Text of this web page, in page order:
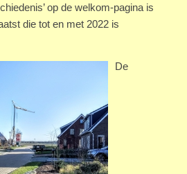
op de welkom-pagina is
die tot en met 2022 is
De